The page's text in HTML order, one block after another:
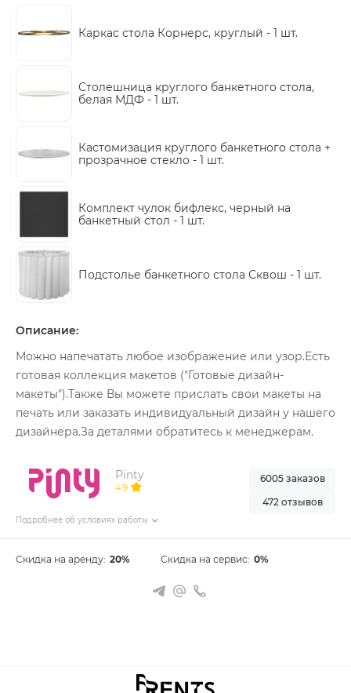
Каркас стола Корнерс, круглый - 1 шт.
Столешница круглого банкетного стола,
белая МДФ - 1 шт.
Кастомизация круглого банкетного стола +
прозрачное стекло - 1 шт.
Комплект чулок бифлекс, черный на
банкетный стол - 1 шт.
Подстолье банкетного стола Сквош - 1 шт.
Описание:
Можно напечатать любое изображение или узор.Есть
готовая коллекция макетов ("Готовые дизайн-
макеты").Также Вы можете прислать свои макеты на
печать или заказать индивидуальный дизайн у нашего
дизайнера.За деталями обратитесь к менеджерам.
Pinty
4.9
Подробнее об условиях работы
6005 заказов
472 отзывов
Скидка на аренду: 20% Скидка на сервис: 0%